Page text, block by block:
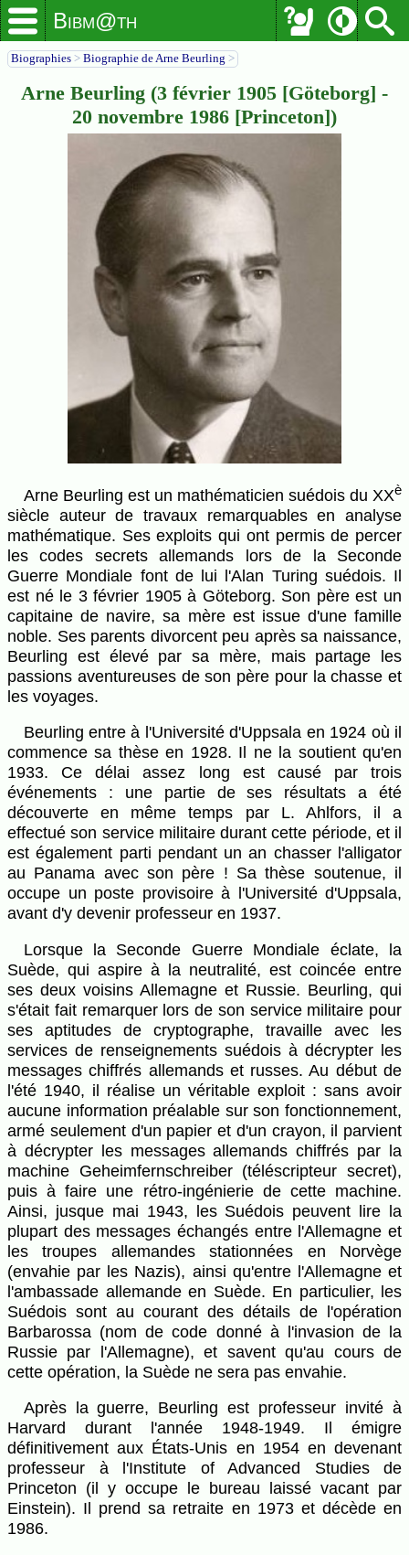
Bibm@th
Biographies > Biographie de Arne Beurling >
Arne Beurling (3 février 1905 [Göteborg] -
20 novembre 1986 [Princeton])
Arne Beurling est un mathématicien suédois du XXè
siècle auteur de travaux remarquables en analyse
mathématique. Ses exploits qui ont permis de percer
les codes secrets allemands lors de la Seconde
Guerre Mondiale font de lui l'Alan Turing suédois. Il
est né le 3 février 1905 à Göteborg. Son père est un
capitaine de navire, sa mère est issue d'une famille
noble. Ses parents divorcent peu après sa naissance,
Beurling est élevé par sa mère, mais partage les
passions aventureuses de son père pour la chasse et
les voyages.
Beurling entre à l'Université d'Uppsala en 1924 où il
commence sa thèse en 1928. Il ne la soutient qu'en
1933. Ce délai assez long est causé par trois
événements : une partie de ses résultats a été
découverte en même temps par L. Ahlfors, il a
effectué son service militaire durant cette période, et il
est également parti pendant un an chasser l'alligator
au Panama avec son père ! Sa thèse soutenue, il
occupe un poste provisoire à l'Université d'Uppsala,
avant d'y devenir professeur en 1937.
Lorsque la Seconde Guerre Mondiale éclate, la
Suède, qui aspire à la neutralité, est coincée entre
ses deux voisins Allemagne et Russie. Beurling, qui
s'était fait remarquer lors de son service militaire pour
ses aptitudes de cryptographe, travaille avec les
services de renseignements suédois à décrypter les
messages chiffrés allemands et russes. Au début de
l'été 1940, il réalise un véritable exploit : sans avoir
aucune information préalable sur son fonctionnement,
armé seulement d'un papier et d'un crayon, il parvient
à décrypter les messages allemands chiffrés par la
machine Geheimfernschreiber (téléscripteur secret),
puis à faire une rétro-ingénierie de cette machine.
Ainsi, jusque mai 1943, les Suédois peuvent lire la
plupart des messages échangés entre l'Allemagne et
les troupes allemandes stationnées en Norvège
(envahie par les Nazis), ainsi qu'entre l'Allemagne et
l'ambassade allemande en Suède. En particulier, les
Suédois sont au courant des détails de l'opération
Barbarossa (nom de code donné à l'invasion de la
Russie par l'Allemagne), et savent qu'au cours de
cette opération, la Suède ne sera pas envahie.
Après la guerre, Beurling est professeur invité à
Harvard durant l'année 1948-1949. Il émigre
définitivement aux États-Unis en 1954 en devenant
professeur à l'Institute of Advanced Studies de
Princeton (il y occupe le bureau laissé vacant par
Einstein). Il prend sa retraite en 1973 et décède en
1986.